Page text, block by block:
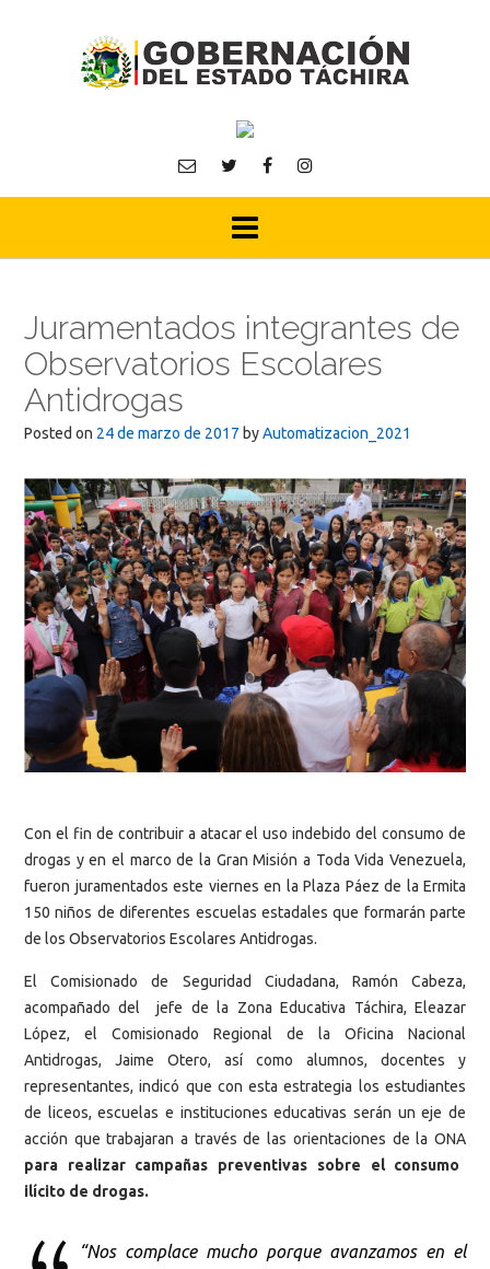
Juramentados integrantes de
Observatorios Escolares
Antidrogas
Posted on 24 de marzo de 2017 byAutomatizacion_2021
Con el fin de contribuir a atacar el uso indebido del consumo de
drogas y en el marco de la Gran Misión a Toda Vida Venezuela,
fueron juramentados este viernes en la Plaza Páez de la Ermita
150 niños de diferentes escuelas estadales que formarán parte
de los Observatorios Escolares Antidrogas.
El Comisionado de Seguridad Ciudadana, Ramón Cabeza,
acompañado del jefe de la Zona Educativa Táchira, Eleazar
López, el Comisionado Regional de la Oficina Nacional
Antidrogas, Jaime Otero, así como alumnos, docentes y
representantes, indicó que con esta estrategia los estudiantes
de liceos, escuelas e instituciones educativas serán un eje de
acción que trabajaran a través de las orientaciones de la ONA
para realizar campañas preventivas sobre el consumo
ilícito de drogas.
“Nos complace mucho porque avanzamos en el